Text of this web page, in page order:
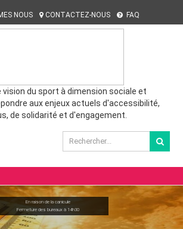
NOUS CONTACTEZ-NOUS FAQ
vision du sport à dimension sociale et
aux enjeux actuels d'accessibilité,
de solidarité et d'engagement.
En raison de la canicule
Fermeture des bureaux à 14h30
cyclistes UFOLEP 2026 est disponible !
l'image pour le télécharger...
pour télécharger le calendrier
des randonnées 2026.
venir le chercher dans nos
bureaux.
sont ouverts du lundi au vendredi
- 12h30 / 13h30 - 17h00